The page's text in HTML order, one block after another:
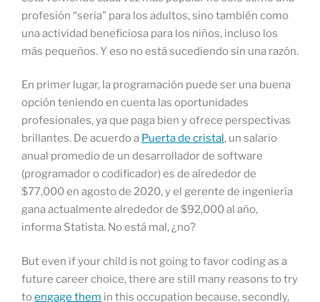
profesión “seria” para los adultos, sino también como
una actividad beneficiosa para los niños, incluso los
más pequeños. Y eso no está sucediendo sin una razón.
En primer lugar, la programación puede ser una buena
opción teniendo en cuenta las oportunidades
profesionales, ya que paga bien y ofrece perspectivas
brillantes. De acuerdo a Puerta de cristal, un salario
anual promedio de un desarrollador de software
(programador o codificador) es de alrededor de
$77,000 en agosto de 2020, y el gerente de ingeniería
gana actualmente alrededor de $92,000 al año,
informa Statista. No está mal, ¿no?
But even if your child is not going to favor coding as a
future career choice, there are still many reasons to try
toengage them in this occupation because, secondly,